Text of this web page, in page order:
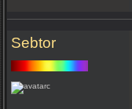
Sebtor